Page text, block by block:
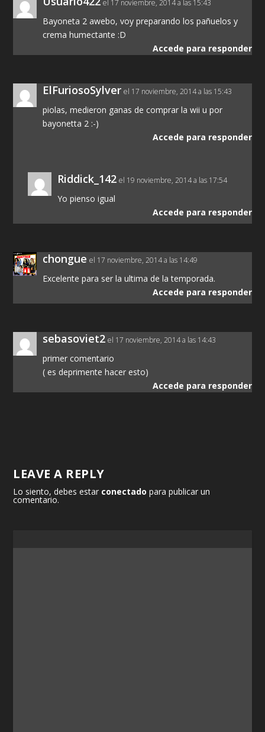
el 17 noviembre, 2014 a las 15:43
Bayoneta 2 awebo, voy preparando los pañuelos y
crema humectante :D
Accede para responder
ElFuriosoSylver el 17 noviembre, 2014 a las 15:43
piolas, medieron ganas de comprar la wii u por
bayonetta 2 :-)
Accede para responder
Riddick_142 el 19 noviembre, 2014 a las 17:54
Yo pienso igual
Accede para responder
chongue el 17 noviembre, 2014 a las 14:49
Excelente para ser la ultima de la temporada.
Accede para responder
sebasoviet2 el 17 noviembre, 2014 a las 14:43
primer comentario
( es deprimente hacer esto)
Accede para responder
LEAVE A REPLY
Lo siento, debes estar conectado para publicar un
comentario.